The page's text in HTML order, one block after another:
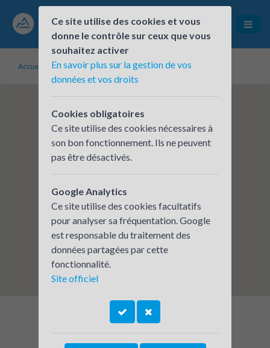
Accueil Établissements inscrits Mairie de Pont-de-Claix
Ce site utilise des cookies et vous
donne le contrôle sur ceux que vous
souhaitez activer
En savoir plus sur la gestion de vos
données et vos droits
Cookies obligatoires
Ce site utilise des cookies nécessaires à
son bon fonctionnement. Ils ne peuvent
pas être désactivés.
Google Analytics
Ce site utilise des cookies facultatifs
pour analyser sa fréquentation. Google
est responsable du traitement des
données partagées par cette
fonctionnalité.
Site officiel